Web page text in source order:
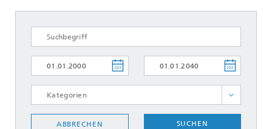
Digitale Betriebsführung
ABBRECHEN SUCHEN